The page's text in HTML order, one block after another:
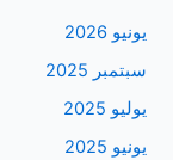
يونيو 2026
سبتمبر 2025
يوليو 2025
يونيو 2025